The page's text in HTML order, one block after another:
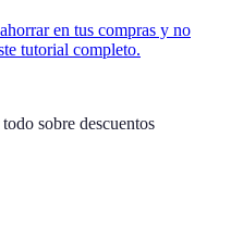
en tus compras y no
tutorial completo.
sobre descuentos